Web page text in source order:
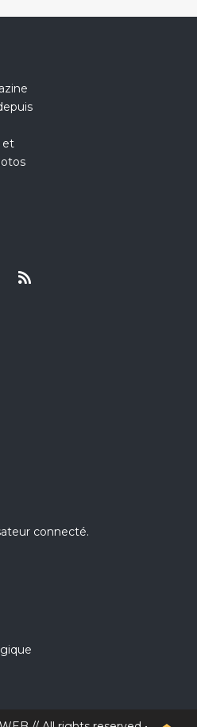
et
connecté.